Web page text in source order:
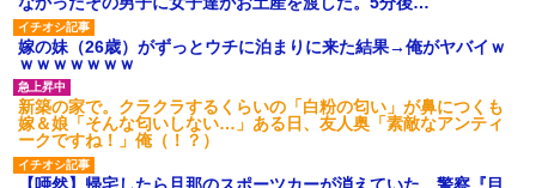
嫁の妹（26歳）がずっとウチに泊まりに来た結果→俺がヤバイｗ
ｗｗｗｗｗｗｗ
新築の家で。クラクラするくらいの「白粉の匂い」が鼻につくも
嫁＆娘「そんな匂いしない…」ある日、友人奥「素敵なアンティ
ークですね！」俺（！？）
【唖然】帰宅したら旦那のスポーツカーが消えていた。警察『目